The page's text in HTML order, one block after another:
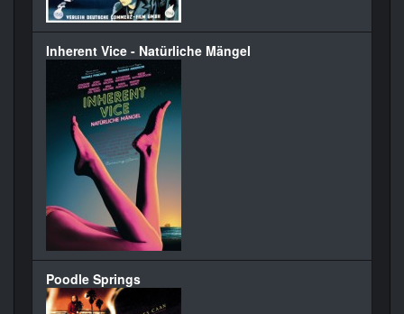
Inherent Vice - Natürliche Mängel
Poodle Springs